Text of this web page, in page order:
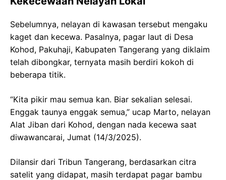
Sebelumnya, nelayan di kawasan tersebut mengaku
kaget dan kecewa. Pasalnya, pagar laut di Desa
Kohod, Pakuhaji, Kabupaten Tangerang yang diklaim
telah dibongkar, ternyata masih berdiri kokoh di
beberapa titik.
“Kita pikir mau semua kan. Biar sekalian selesai.
Enggak taunya enggak semua,” ucap Marto, nelayan
Alat Jiban dari Kohod, dengan nada kecewa saat
diwawancarai, Jumat (14/3/2025).
Dilansir dari Tribun Tangerang, berdasarkan citra
satelit yang didapat, masih terdapat pagar bambu